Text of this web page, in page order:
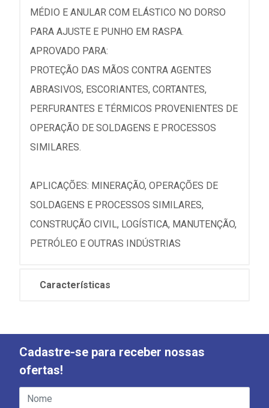
MÉDIO E ANULAR COM ELÁSTICO NO DORSO
PARA AJUSTE E PUNHO EM RASPA.
APROVADO PARA:
PROTEÇÃO DAS MÃOS CONTRA AGENTES
ABRASIVOS, ESCORIANTES, CORTANTES,
PERFURANTES E TÉRMICOS PROVENIENTES DE
OPERAÇÃO DE SOLDAGENS E PROCESSOS
SIMILARES.
APLICAÇÕES: MINERAÇÃO, OPERAÇÕES DE
SOLDAGENS E PROCESSOS SIMILARES,
CONSTRUÇÃO CIVIL, LOGÍSTICA, MANUTENÇÃO,
PETRÓLEO E OUTRAS INDÚSTRIAS
Características
Cadastre-se para receber nossas
ofertas!